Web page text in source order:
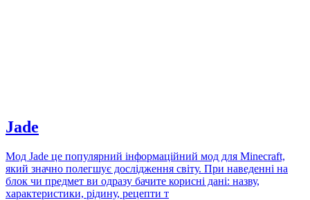
Jade
Мод Jade це популярний інформаційний мод для Minecraft,
який значно полегшує дослідження світу. При наведенні на
блок чи предмет ви одразу бачите корисні дані: назву,
характеристики, рідину, рецепти т